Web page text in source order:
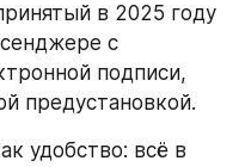
в 2025 году
с
подписи,
предустановкой.
удобство: всё в